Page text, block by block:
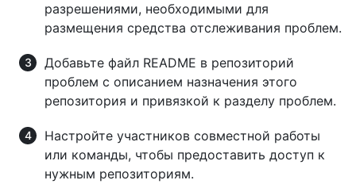
разрешениями, необходимыми для
размещения средства отслеживания проблем.
Добавьте файл README в репозиторий
проблем с описанием назначения этого
репозитория и привязкой к разделу проблем.
Настройте участников совместной работы
или команды, чтобы предоставить доступ к
нужным репозиториям.